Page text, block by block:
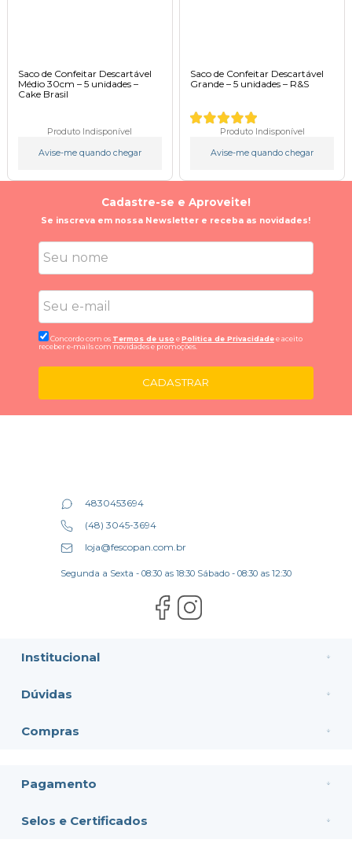
Saco de Confeitar Descartável
Médio 30cm – 5 unidades –
Cake Brasil
Produto Indisponível
Avise-me quando chegar
Saco de Confeitar Descartável
Grande – 5 unidades – R&S
Produto Indisponível
Avise-me quando chegar
Cadastre-se e Aproveite!
Se inscreva em nossa Newsletter e receba as novidades!
Concordo com os Termos de uso ePolitica de Privacidadee aceito
receber e-mails com novidades e promoções.
CADASTRAR
Institucional
Dúvidas
Compras
4830453694
(48) 3045-3694
loja@fescopan.com.br
Segunda a Sexta - 08:30 as 18:30 Sábado - 08:30 as 12:30
Pagamento
Selos e Certificados